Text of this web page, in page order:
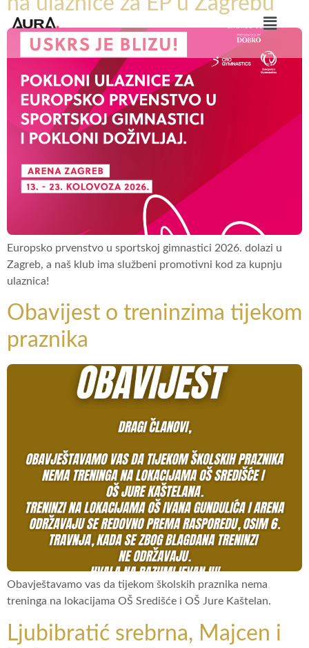
Europsko prvenstvo u sportskoj gimnastici 2026. dolazi u
Zagreb, a naš klub ima službeni promotivni kod za kupnju
ulaznica!
Obavijest o treninzima tijekom
praznika
Obavještavamo vas da tijekom školskih praznika nema
treninga na lokacijama OŠ Središće i OŠ Jure Kaštelan.
Ljubibratić srebrna, Majcen i